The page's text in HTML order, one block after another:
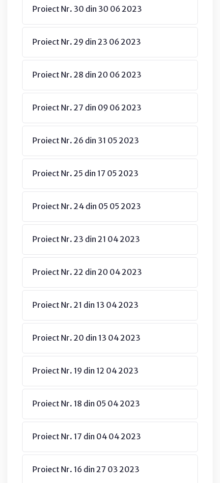
Proiect Nr. 30 din 30 06 2023
Proiect Nr. 29 din 23 06 2023
Proiect Nr. 28 din 20 06 2023
Proiect Nr. 27 din 09 06 2023
Proiect Nr. 26 din 31 05 2023
Proiect Nr. 25 din 17 05 2023
Proiect Nr. 24 din 05 05 2023
Proiect Nr. 23 din 21 04 2023
Proiect Nr. 22 din 20 04 2023
Proiect Nr. 21 din 13 04 2023
Proiect Nr. 20 din 13 04 2023
Proiect Nr. 19 din 12 04 2023
Proiect Nr. 18 din 05 04 2023
Proiect Nr. 17 din 04 04 2023
Proiect Nr. 16 din 27 03 2023